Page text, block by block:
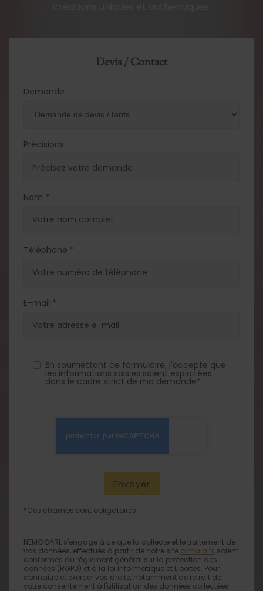
Devis / Contact
Demande
Précisions
Nom *
Téléphone *
E-mail *
En soumettant ce formulaire, j'accepte que
les informations saisies soient exploitées
dans le cadre strict de ma demande*
*Ces champs sont obligatoires
NEMO SARL s'engage à ce que la collecte et le traitement de
vos données, effectués à partir de notre site ormaia.fr, soient
conformes au règlement général sur la protection des
données (RGPD) et à la loi Informatique et Libertés. Pour
connaître et exercer vos droits, notamment de retrait de
votre consentement à l'utilisation des données collectées